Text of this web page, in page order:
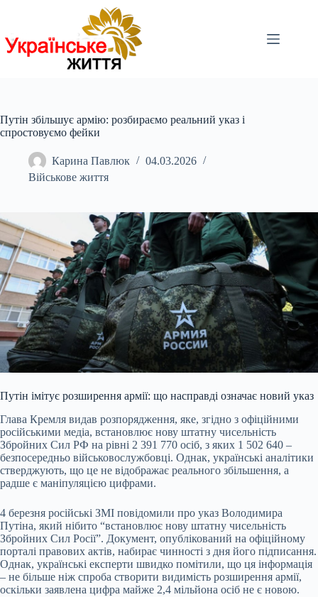
Путін збільшує армію: розбираємо реальний указ і
спростовуємо фейки
Карина Павлюк
04.03.2026
Військове життя
Путін імітує розширення армії: що насправді означає новий указ
Глава Кремля видав розпорядження, яке, згідно з офіційними
російськими медіа, встановлює нову штатну чисельність
Збройних Сил РФ на рівні 2 391 770 осіб, з яких 1 502 640 –
безпосередньо військовослужбовці. Однак, українські аналітики
стверджують, що це не відображає реального збільшення, а
радше є маніпуляцією цифрами.
4 березня російські ЗМІ повідомили про указ Володимира
Путіна, який нібито “встановлює нову штатну чисельність
Збройних Сил Росії”. Документ, опублікований на офіційному
порталі правових актів, набирає чинності з дня його підписання.
Однак, українські експерти швидко помітили, що ця інформація
– не більше ніж спроба створити видимість розширення армії,
оскільки заявлена цифра майже 2,4 мільйона осіб не є новою.